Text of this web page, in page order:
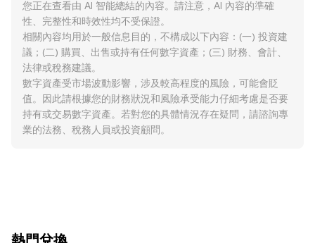
您正在查看由 AI 智能總結的內容。請注意，AI 內容的準確
性、完整性和時效性均不受保證。
相關內容均用於一般信息目的，不構成以下內容：(一) 投資建
議；(二) 購買、出售或持有任何數字資產；(三) 財務、會計、
法律或稅務建議。
數字資產受市場波動影響，涉及較高程度的風險，可能會貶
值。因此請根據您的財務狀況和風險承受能力仔細考慮是否要
持有或交易數字資產。若對您的具體情況存在疑問，請諮詢專
業的法務、稅務人員或投資顧問。